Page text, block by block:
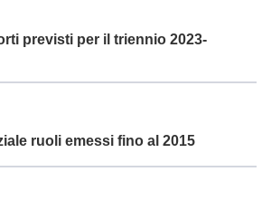
previsti per il triennio 2023-
ruoli emessi fino al 2015